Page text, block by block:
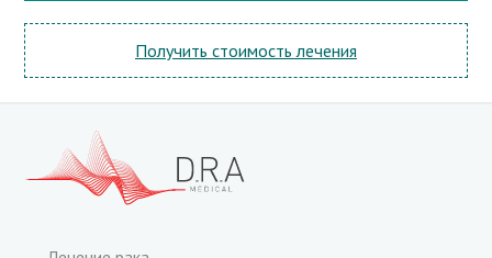
Получить стоимость лечения